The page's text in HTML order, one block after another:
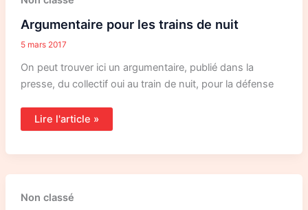
Argumentaire pour les trains de nuit
5 mars 2017
On peut trouver ici un argumentaire, publié dans la
presse, du collectif oui au train de nuit, pour la défense
pour
trains
de
nuit
Lire l'article »
Non classé
Concurrence
car-